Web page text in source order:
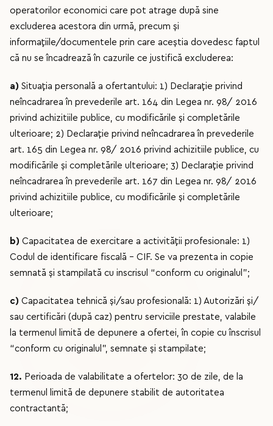
operatorilor economici care pot atrage după sine
excluderea acestora din urmă, precum şi
informaţiile/documentele prin care aceştia dovedesc faptul
că nu se încadrează în cazurile ce justifică excluderea:
a) Situația personală a ofertantului: 1) Declaraţie privind
neîncadrarea în prevederile art. 164 din Legea nr. 98/ 2016
privind achizitiile publice, cu modificările şi completările
ulterioare; 2) Declaraţie privind neîncadrarea în prevederile
art. 165 din Legea nr. 98/ 2016 privind achizitiile publice, cu
modificările şi completările ulterioare; 3) Declaraţie privind
neîncadrarea în prevederile art. 167 din Legea nr. 98/ 2016
privind achizitiile publice, cu modificările şi completările
ulterioare;
b) Capacitatea de exercitare a activității profesionale: 1)
Codul de identificare fiscală – CIF. Se va prezenta in copie
semnată și stampilată cu inscrisul “conform cu originalul”;
c) Capacitatea tehnică și/sau profesională: 1) Autorizări și/
sau certificări (după caz) pentru serviciile prestate, valabile
la termenul limită de depunere a ofertei, în copie cu înscrisul
“conform cu originalul”, semnate și stampilate;
12. Perioada de valabilitate a ofertelor: 30 de zile, de la
termenul limită de depunere stabilit de autoritatea
contractantă;